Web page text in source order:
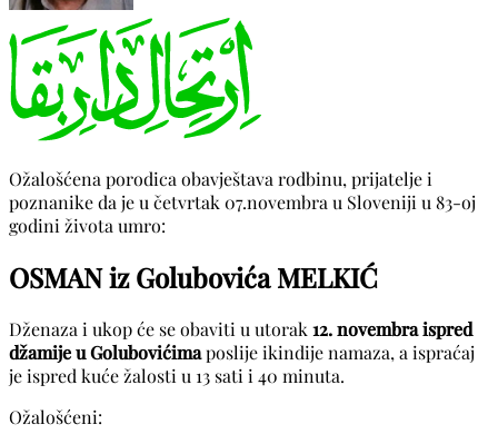
Ožalošćena porodica obavještava rodbinu, prijatelje i
poznanike da je u četvrtak 07.novembra u Sloveniji u 83-oj
godini života umro:
OSMAN iz Golubovića MELKIĆ
Dženaza i ukop će se obaviti u utorak 12. novembra ispred
džamije u Golubovićimaposlije ikindije namaza, a ispraćaj
je ispred kuće žalosti u 13 sati i 40 minuta.
Ožalošćeni: